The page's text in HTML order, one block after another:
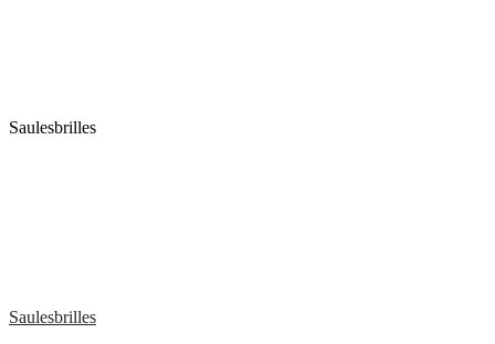
Saulesbrilles
Saulesbrilles